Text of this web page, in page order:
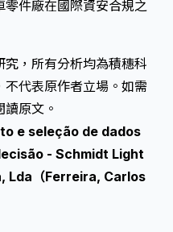
零件廠在國際資安合規之
，所有分析均為積穗科
代表原作者立場。如需
原文。
e seleção de dados
- Schmidt Light
Lda（Ferreira, Carlos